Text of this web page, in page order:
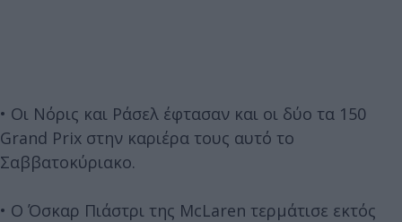
• Οι Νόρις και Ράσελ έφτασαν και οι δύο τα 150
Grand Prix στην καριέρα τους αυτό το
Σαββατοκύριακο.
• Ο Όσκαρ Πιάστρι της McLaren τερμάτισε εκτός